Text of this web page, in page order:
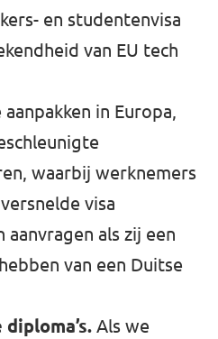
en studentenvisa
van EU tech
in Europa,
waarbij werknemers
visa
als zij een
van een Duitse
Als we